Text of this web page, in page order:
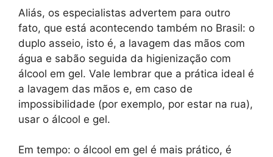
Aliás, os especialistas advertem para outro
fato, que está acontecendo também no Brasil: o
duplo asseio, isto é, a lavagem das mãos com
água e sabão seguida da higienização com
álcool em gel. Vale lembrar que a prática ideal é
a lavagem das mãos e, em caso de
impossibilidade (por exemplo, por estar na rua),
usar o álcool e gel.
Em tempo: o álcool em gel é mais prático, é